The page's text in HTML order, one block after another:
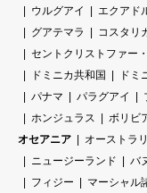
ウルグアイ
エクアド
グアテマラ
コスタリ
セントクリストファー
ドミニカ共和国
ドミ
パナマ
パラグアイ
ホンジュラス
ボリビ
オセアニア
オーストラ
ニュージーランド
バ
フィジー
マーシャル